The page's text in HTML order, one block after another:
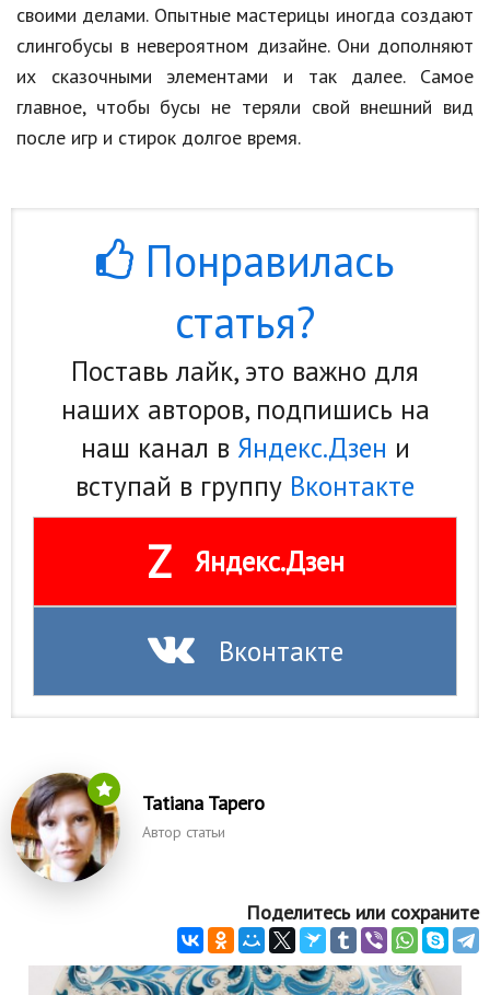
своими делами. Опытные мастерицы иногда создают
слингобусы в невероятном дизайне. Они дополняют
их сказочными элементами и так далее. Самое
главное, чтобы бусы не теряли свой внешний вид
после игр и стирок долгое время.
Понравилась
статья?
Поставь лайк, это важно для
наших авторов, подпишись на
наш канал в Яндекс.Дзен и
вступай в группу Вконтакте
Z Яндекс.Дзен
Вконтакте
Tatiana Tapero
Автор статьи
Поделитесь или сохраните